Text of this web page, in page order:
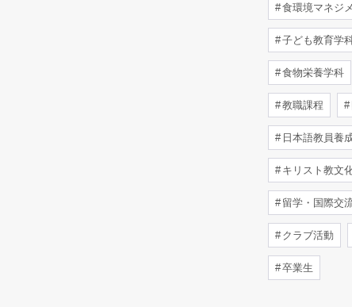
食環境マネジ
子ども教育学
食物栄養学科
教職課程
日本語教員養
キリスト教文
留学・国際交
クラブ活動
卒業生